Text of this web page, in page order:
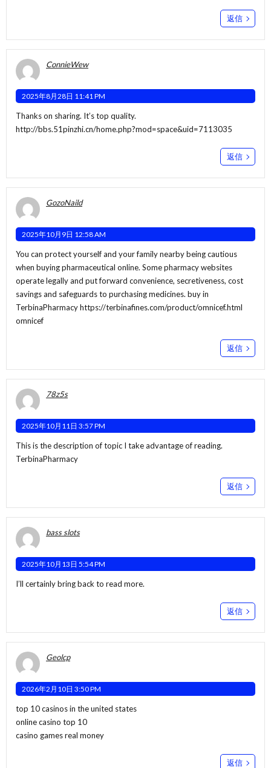
返信
ConnieWew
2025年8月28日 11:41 PM
Thanks on sharing. It’s top quality.
http://bbs.51pinzhi.cn/home.php?mod=space&uid=7113035
返信
GozoNaild
2025年10月9日 12:58 AM
You can protect yourself and your family nearby being cautious
when buying pharmaceutical online. Some pharmacy websites
operate legally and put forward convenience, secretiveness, cost
savings and safeguards to purchasing medicines. buy in
TerbinaPharmacyhttps://terbinafines.com/product/omnicef.html
omnicef
返信
78z5s
2025年10月11日 3:57 PM
This is the description of topic I take advantage of reading.
TerbinaPharmacy
返信
bass slots
2025年10月13日 5:54 PM
I’ll certainly bring back to read more.
返信
Geolcp
2026年2月10日 3:50 PM
top 10 casinos in the united states
online casino top 10
casino games real money
返信